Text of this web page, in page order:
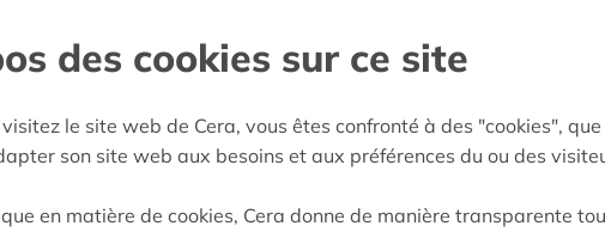
Brabant
Approved
des cookies sur ce site
le site web de Cera, vous êtes confronté à des "cookies", que
son site web aux besoins et aux préférences du ou des
en matière de cookies, Cera donne de manière transparente